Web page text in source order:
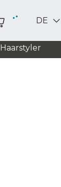
DE
Haarstyler